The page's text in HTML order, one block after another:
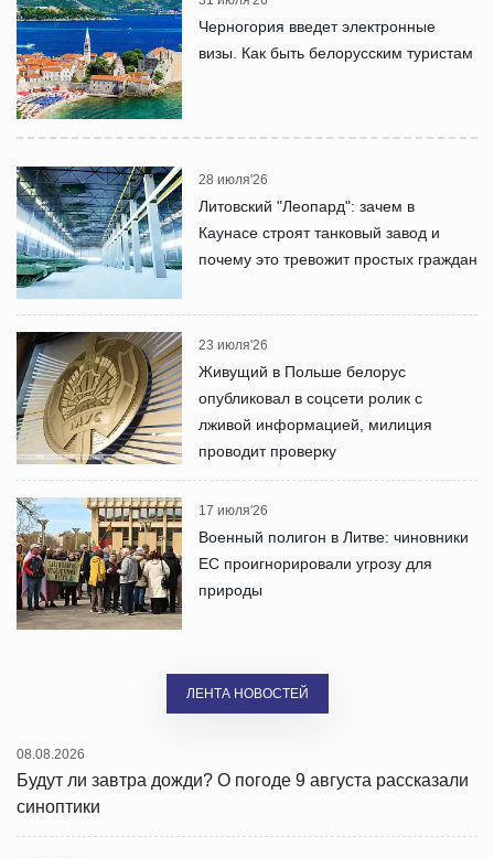
Черногория введет электронные
визы. Как быть белорусским туристам
28 июля'26
Литовский "Леопард": зачем в
Каунасе строят танковый завод и
почему это тревожит простых граждан
23 июля'26
Живущий в Польше белорус
опубликовал в соцсети ролик с
лживой информацией, милиция
проводит проверку
17 июля'26
Военный полигон в Литве: чиновники
ЕС проигнорировали угрозу для
природы
ЛЕНТА НОВОСТЕЙ
08.08.2026
Будут ли завтра дожди? О погоде 9 августа рассказали
синоптики